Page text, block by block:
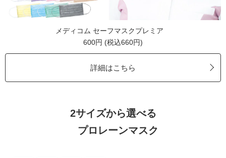
メディコム セーフマスクプレミア
600円 (税込660円)
詳細はこちら
2サイズから選べる
プロレーンマスク